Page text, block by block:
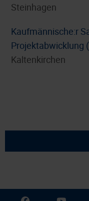
Steinhagen
⁠Kaufmännische:r
Projektabwicklung
Kaltenkirchen